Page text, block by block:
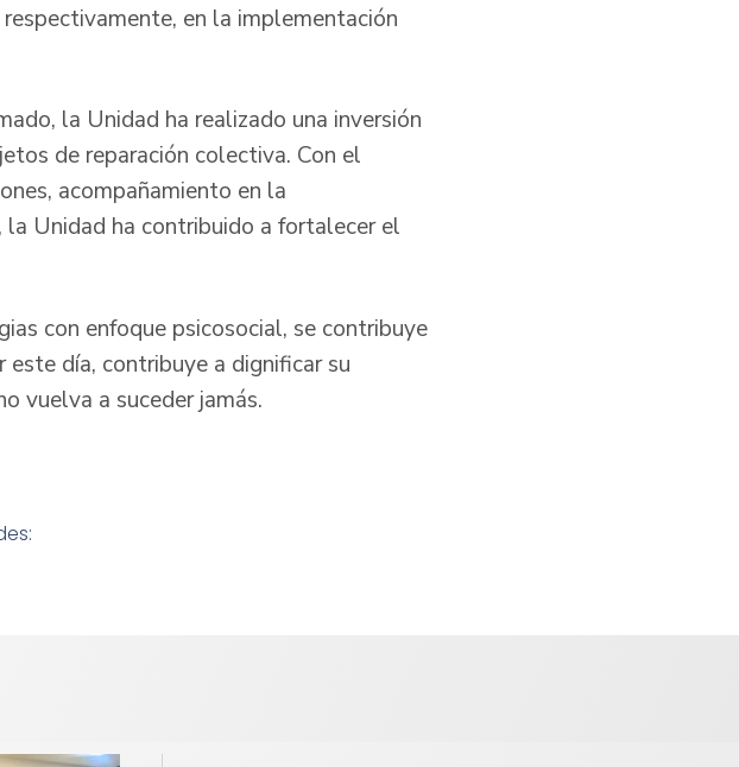
en la implementación
la Unidad ha realizado una inversión
de reparación colectiva. Con el
acompañamiento en la
Unidad ha contribuido a fortalecer el
con enfoque psicosocial, se contribuye
este día, contribuye a dignificar su
vuelva a suceder jamás.